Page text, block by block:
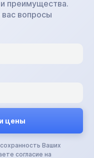
преимущества.
вопросы
Ваших
согласие на